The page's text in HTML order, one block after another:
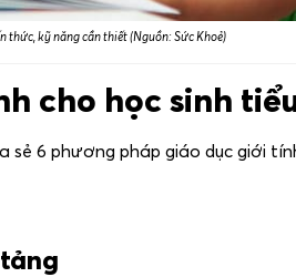
kỹ năng cần thiết (Nguồn: Sức Khoẻ)
cho học sinh
6 phương pháp giáo dục giới